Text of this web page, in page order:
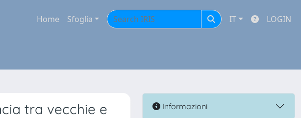
Home Sfoglia IT LOGIN
tra vecchie e
Informazioni